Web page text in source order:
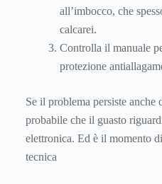
all’imbocco, che
calcarei.
Controlla il manuale
protezione
Se il problema persiste
probabile che il guasto
elettronica. Ed è il momento
tecnica